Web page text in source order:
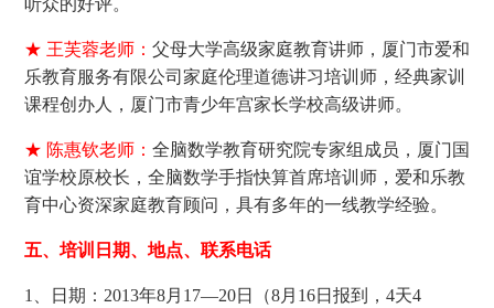
听众的好评。
★ 王芙蓉老师： 父母大学高级家庭教育讲师，厦门市爱和
乐教育服务有限公司家庭伦理道德讲习培训师，经典家训
课程创办人，厦门市青少年宫家长学校高级讲师。
★ 陈惠钦老师： 全脑数学教育研究院专家组成员，厦门国
谊学校原校长，全脑数学手指快算首席培训师，爱和乐教
育中心资深家庭教育顾问，具有多年的一线教学经验。
五、培训日期、地点、联系电话
1、日期：2013年8月17—20日（8月16日报到，4天4